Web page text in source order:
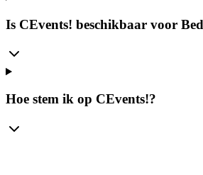
Is CEvents! beschikbaar voor
Hoe stem ik op CEvents!?